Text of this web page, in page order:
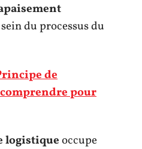
du processus du
de
pour
logistiqueoccupe